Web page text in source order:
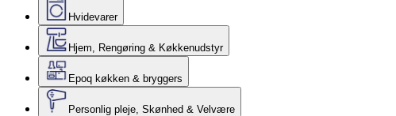
Hvidevarer
Hjem, Rengøring & Køkkenudstyr
Epoq køkken & bryggers
Personlig pleje, Skønhed & Velvære